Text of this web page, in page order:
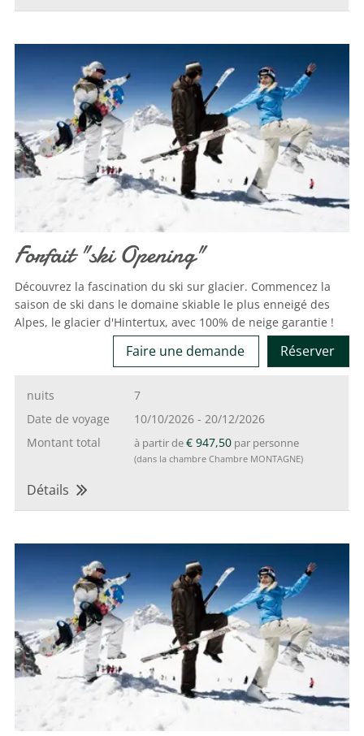
Forfait "ski Opening"
Découvrez la fascination du ski sur glacier. Commencez la
saison de ski dans le domaine skiable le plus enneigé des
Alpes, le glacier d'Hintertux, avec 100% de neige garantie !
Réserver
Faire une demande
nuits
7
Date de voyage
10/10/2026 - 20/12/2026
Montant total
à partir de€ 947,50 par personne
(dans la chambre Chambre MONTAGNE)
Détails